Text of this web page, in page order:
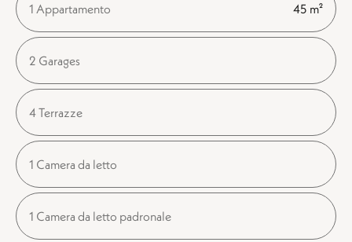
1 Appartamento 45 m²
2 Garages
4 Terrazze
1 Camera da letto
1 Camera da letto padronale